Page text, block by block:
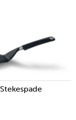
Stekespade